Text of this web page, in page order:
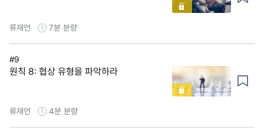
류재언 7분 분량
#9
원칙 8: 협상 유형을 파악하라
류재언 4분 분량